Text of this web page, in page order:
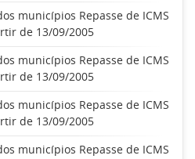
municípios Repasse de ICMS
de 13/09/2005
municípios Repasse de ICMS
de 13/09/2005
municípios Repasse de ICMS
de 13/09/2005
municípios Repasse de ICMS